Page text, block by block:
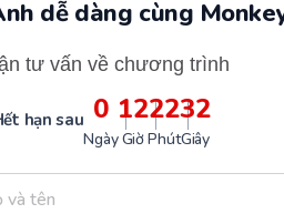
dễ dàng cùng
tư vấn về chương trình
hạn sau 0
Ngày
12
Giờ
22
Phút
31
Giây